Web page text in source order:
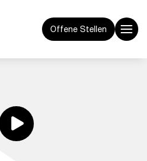
Offene Stellen